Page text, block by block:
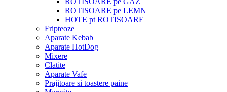
ROTISOARE pe LEMN
HOTE pt ROTISOARE
Fripteoze
Aparate Kebab
Aparate HotDog
Mixere
Clatite
Aparate Vafe
Prajitoare si toastere paine